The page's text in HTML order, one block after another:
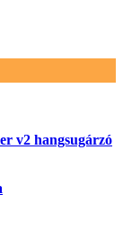
v2 hangsugárzó